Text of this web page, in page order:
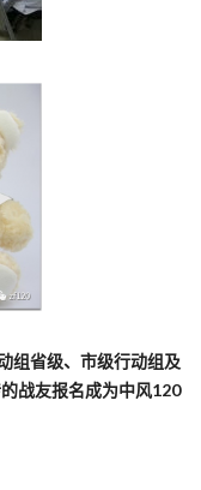
组省级、市级行动组及
战友报名成为中风120